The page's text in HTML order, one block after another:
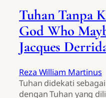
Tuhan Tanpa
God Who
Jacques
Reza William Martinus
Tuhan didekati
dengan Tuhan yang